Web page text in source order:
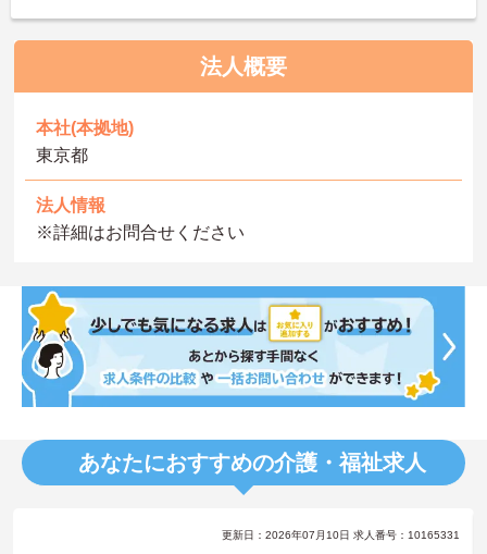
法人概要
本社(本拠地)
東京都
法人情報
※詳細はお問合せください
あなたにおすすめの介護・福祉求人
更新日：2026年07月10日 求人番号：10165331